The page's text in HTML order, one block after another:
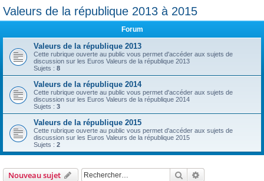
r
Valeurs de la république 2013 à 2015
Forum
Valeurs de la république 2013
Cette rubrique ouverte au public vous permet d'accéder aux sujets de
discussion sur les Euros Valeurs de la république 2013
Sujets : 8
Valeurs de la république 2014
Cette rubrique ouverte au public vous permet d'accéder aux sujets de
discussion sur les Euros Valeurs de la république 2014
Sujets : 3
Valeurs de la république 2015
Cette rubrique ouverte au public vous permet d'accéder aux sujets de
discussion sur les Euros Valeurs de la république 2015
Sujets : 2
Nouveau sujet Rechercher